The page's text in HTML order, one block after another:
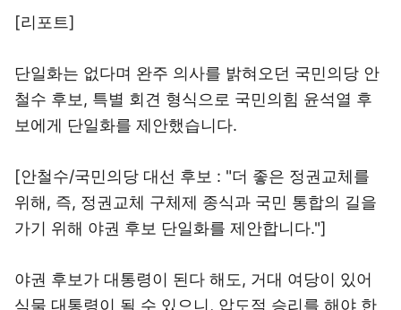
[리포트]
단일화는 없다며 완주 의사를 밝혀오던 국민의당 안
철수 후보, 특별 회견 형식으로 국민의힘 윤석열 후
보에게 단일화를 제안했습니다.
[안철수/국민의당 대선 후보 : "더 좋은 정권교체를
위해, 즉, 정권교체 구체제 종식과 국민 통합의 길을
가기 위해 야권 후보 단일화를 제안합니다."]
야권 후보가 대통령이 된다 해도, 거대 여당이 있어
식물 대통령이 될 수 있으니, 압도적 승리를 해야 한